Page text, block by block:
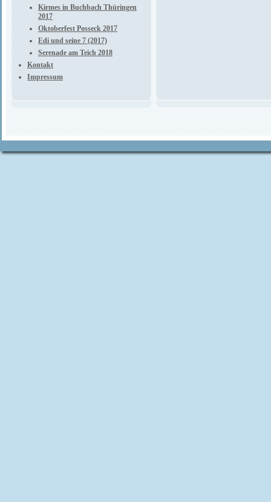
Kirmes in Buchbach Thüringen
2017
Oktoberfest Posseck 2017
Edi und seine 7 (2017)
Serenade am Teich 2018
Kontakt
Impressum